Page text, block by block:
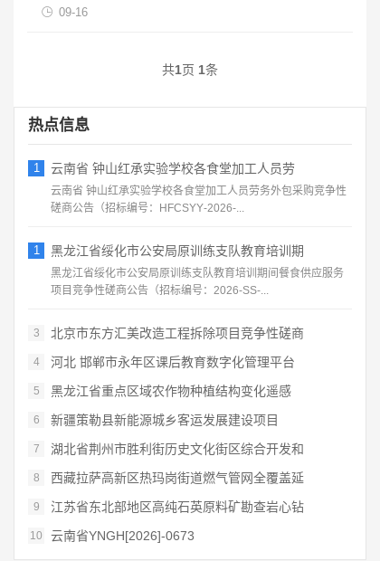
编号：ZZHXKF-CG20250912-92.
09-16
共1页 1条
热点信息
1 云南省 钟山红承实验学校各食堂加工人员劳
云南省 钟山红承实验学校各食堂加工人员劳务外包采购竞争性
磋商公告（招标编号：HFCSYY‑2026‑...
1 黑龙江省绥化市公安局原训练支队教育培训期
黑龙江省绥化市公安局原训练支队教育培训期间餐食供应服务
项目竞争性磋商公告（招标编号：2026‑SS‑...
3 北京市东方汇美改造工程拆除项目竞争性磋商
4 河北 邯郸市永年区课后教育数字化管理平台
5 黑龙江省重点区域农作物种植结构变化遥感
6 新疆策勒县新能源城乡客运发展建设项目
7 湖北省荆州市胜利街历史文化街区综合开发和
8 西藏拉萨高新区热玛岗街道燃气管网全覆盖延
9 江苏省东北部地区高纯石英原料矿勘查岩心钻
10 云南省YNGH[2026]-0673